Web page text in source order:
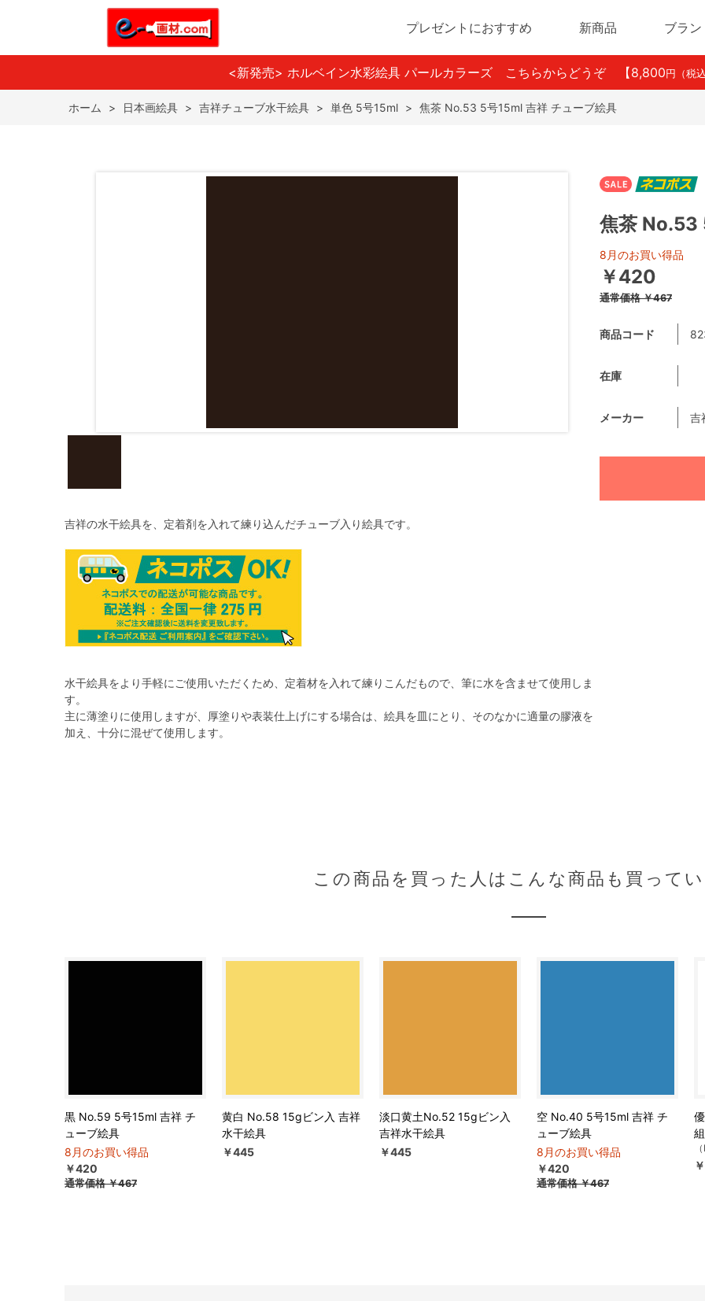
プレゼントにおすすめ 新商品 ブラン
<新発売> ホルベイン水彩絵具 パールカラーズ こちらからどうぞ 【8,800 円（税
ホーム > 日本画絵具 > 吉祥チューブ水干絵具 > 単色 5号15ml > 焦茶 No.53 5号15ml 吉祥 チューブ絵具
吉祥の水干絵具を、定着剤を入れて練り込んだチューブ入り絵具です。
水干絵具をより手軽にご使用いただくため、定着材を入れて練りこんだもので、筆に水を含ませて使用しま
す。
主に薄塗りに使用しますが、厚塗りや表装仕上げにする場合は、絵具を皿にとり、そのなかに適量の膠液を
加え、十分に混ぜて使用します。
焦茶 No.53
8月のお買い得品
￥420
通常価格￥467
商品コード
在庫
メーカー 吉
この商品を買った人はこんな商品も買って
黒 No.59 5号15ml 吉祥 チ
ューブ絵具
8月のお買い得品
￥420
通常価格￥467
黄白 No.58 15gビン入 吉祥
水干絵具
￥445
淡口黄土No.52 15gビン入
吉祥水干絵具
￥445
空 No.40 5号15ml 吉祥 チ
ューブ絵具
8月のお買い得品
￥420
通常価格￥467
組